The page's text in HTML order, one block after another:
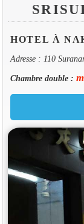
HOTEL À
Adresse : 110
Chambre double :